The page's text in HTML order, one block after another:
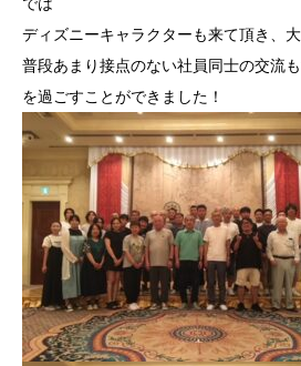
ディズニーキャラクターも来て頂き、
普段あまり接点のない社員同士の交流
を過ごすことができました！